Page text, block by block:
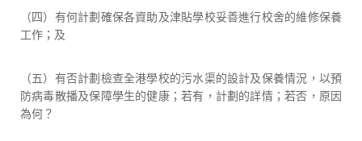
（四）有何計劃確保各資助及津貼學校妥善進行校舍的維修保養
工作；及
（五）有否計劃檢查全港學校的污水渠的設計及保養情況，以預
防病毒散播及保障學生的健康；若有，計劃的詳情；若否，原因
為何？